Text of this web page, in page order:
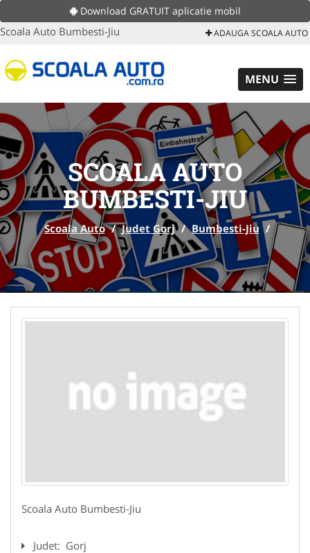
Download GRATUIT aplicatie mobil
Scoala Auto Bumbesti-Jiu ADAUGA SCOALA AUTO
MENU
SCOALA AUTO
BUMBESTI-JIU
Scoala Auto / Judet Gorj / Bumbesti-Jiu /
Scoala Auto Bumbesti-Jiu
Judet: Gorj